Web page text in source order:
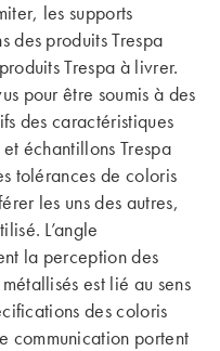
les supports
des produits Trespa
Trespa à livrer.
pour être soumis à des
des caractéristiques
échantillons Trespa
tolérances de coloris
les uns des autres,
L’angle
la perception des
est lié au sens
des coloris
communication portent